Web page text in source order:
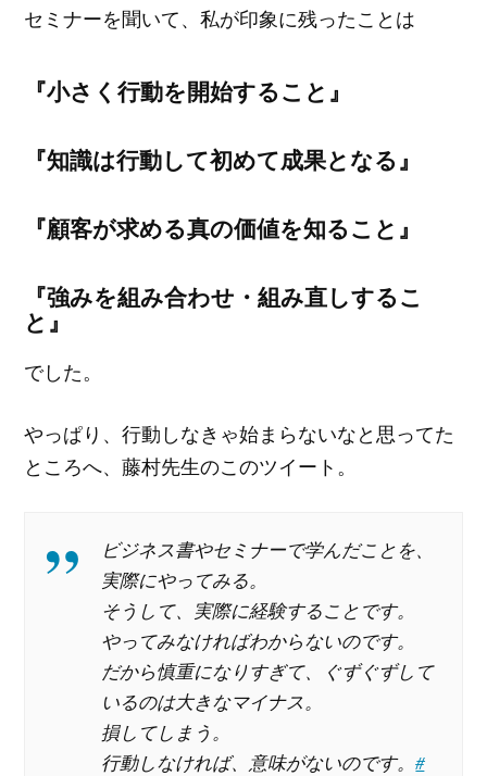
セミナーを聞いて、私が印象に残ったことは
『小さく行動を開始すること』
『知識は行動して初めて成果となる』
『顧客が求める真の価値を知ること』
『強みを組み合わせ・組み直しするこ
と』
でした。
やっぱり、行動しなきゃ始まらないなと思ってた
ところへ、藤村先生のこのツイート。
ビジネス書やセミナーで学んだことを、
実際にやってみる。
そうして、実際に経験することです。
やってみなければわからないのです。
だから慎重になりすぎて、ぐずぐずして
いるのは大きなマイナス。
損してしまう。
行動しなければ、意味がないのです。#